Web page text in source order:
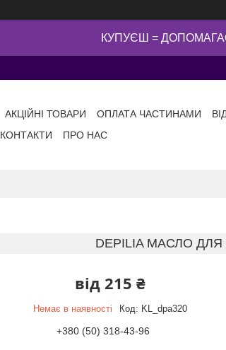
КУПУЄШ =
АКЦІЙНІ ТОВАРИ ОПЛАТА ЧАСТИНАМИ
КОНТАКТИ ПРО НАС
DEPILIA МАСЛО
від 215 ₴
Немає в наявності Код: KL_dpa320
+380 (50) 318-43-96